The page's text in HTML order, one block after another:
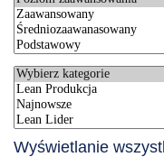
Wyświetlanie